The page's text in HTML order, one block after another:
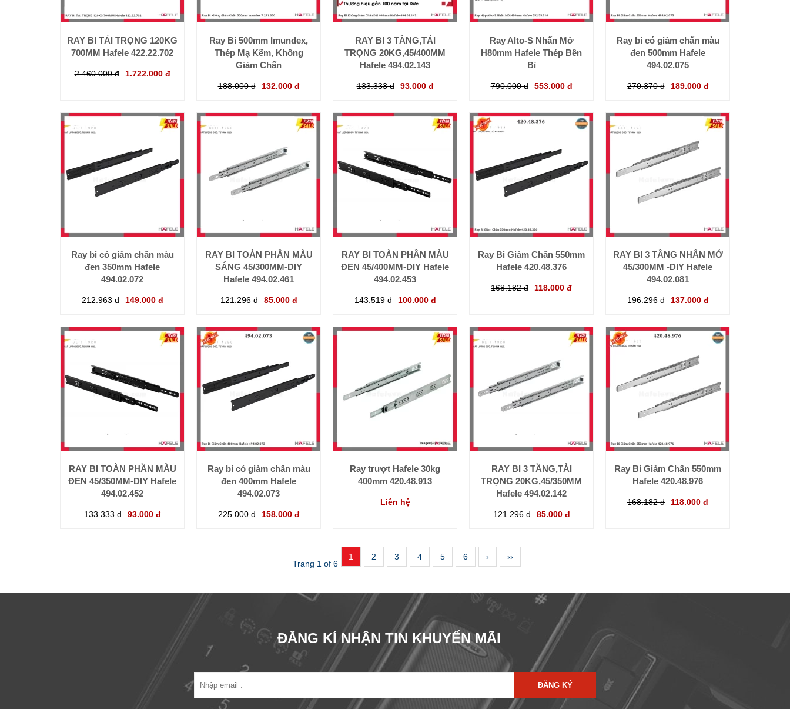
RAY BI TẢI TRỌNG 120KG
700MM Hafele 422.22.702
2.460.000 đ 1.722.000 đ
Ray Bi 500mm Imundex,
Thép Mạ Kẽm, Không
Giảm Chấn
188.000 đ 132.000 đ
RAY BI 3 TẦNG,TẢI
TRỌNG 20KG,45/400MM
Hafele 494.02.143
133.333 đ 93.000 đ
Ray Alto-S Nhấn Mở
H80mm Hafele Thép Bền
Bỉ
790.000 đ 553.000 đ
Ray bi có giảm chấn màu
đen 500mm Hafele
494.02.075
270.370 đ 189.000 đ
Ray bi có giảm chấn màu
đen 350mm Hafele
494.02.072
212.963 đ 149.000 đ
RAY BI TOÀN PHẦN MÀU
SÁNG 45/300MM-DIY
Hafele 494.02.461
121.296 đ 85.000 đ
RAY BI TOÀN PHẦN MÀU
ĐEN 45/400MM-DIY Hafele
494.02.453
143.519 đ 100.000 đ
Ray Bi Giảm Chấn 550mm
Hafele 420.48.376
168.182 đ 118.000 đ
RAY BI 3 TẦNG NHẤN MỞ
45/300MM -DIY Hafele
494.02.081
196.296 đ 137.000 đ
RAY BI TOÀN PHẦN MÀU
ĐEN 45/350MM-DIY Hafele
494.02.452
133.333 đ 93.000 đ
Ray bi có giảm chấn màu
đen 400mm Hafele
494.02.073
225.000 đ 158.000 đ
Ray trượt Hafele 30kg
400mm 420.48.913
Liên hệ
RAY BI 3 TẦNG,TẢI
TRỌNG 20KG,45/350MM
Hafele 494.02.142
121.296 đ 85.000 đ
Ray Bi Giảm Chấn 550mm
Hafele 420.48.976
168.182 đ 118.000 đ
Trang 1 of 6
1 2 3 4 5 6 › ››
ĐĂNG KÍ NHẬN TIN KHUYẾN MÃI
ĐĂNG KÝ